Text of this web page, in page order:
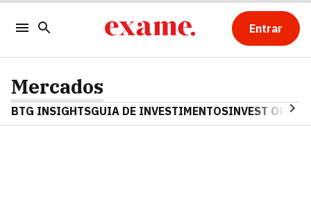
Entrar
Mercados
BTG INSIGHTSGUIA DE INVESTIMENTOSINVEST OPINA